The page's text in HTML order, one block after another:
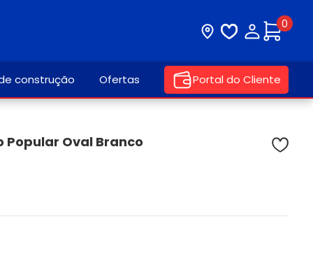
Visite nossa loja
Lista deMinha
0
construção Ofertas Portal do Cliente
Popular Oval Branco